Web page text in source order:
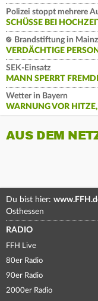
Polizei stoppt mehrere
SCHÜSSE BEI
Brandstiftung in
VERDÄCHTIGE
SEK-Einsatz
MANN SPERRT
Wetter in Bayern
WARNUNG VOR
AUS DEM
Du bist hier:
Osthessen
RADIO
FFH Live
80er Radio
90er Radio
2000er Radio